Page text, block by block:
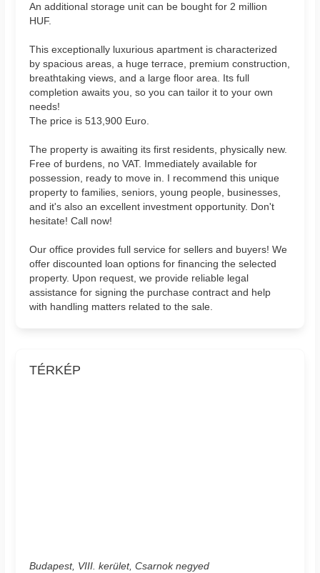
An additional storage unit can be bought for 2 million
HUF.
This exceptionally luxurious apartment is characterized
by spacious areas, a huge terrace, premium construction,
breathtaking views, and a large floor area. Its full
completion awaits you, so you can tailor it to your own
needs!
The price is 513,900 Euro.
The property is awaiting its first residents, physically new.
Free of burdens, no VAT. Immediately available for
possession, ready to move in. I recommend this unique
property to families, seniors, young people, businesses,
and it's also an excellent investment opportunity. Don't
hesitate! Call now!
Our office provides full service for sellers and buyers! We
offer discounted loan options for financing the selected
property. Upon request, we provide reliable legal
assistance for signing the purchase contract and help
with handling matters related to the sale.
TÉRKÉP
Budapest, VIII. kerület, Csarnok negyed